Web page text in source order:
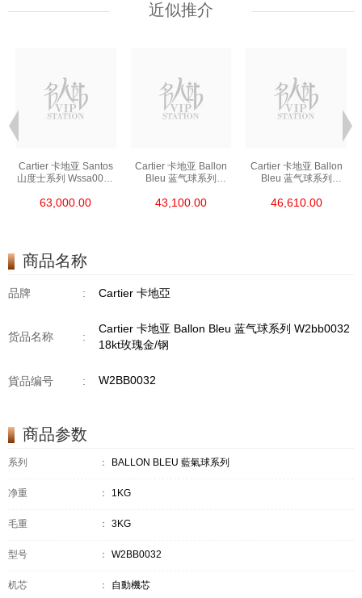
近似推介
Cartier 卡地亚 Santos
山度士系列 Wssa0018
63,000.00
Cartier 卡地亚 Ballon
Bleu 蓝气球系列
43,100.00
Cartier 卡地亚 Ballon
Bleu 蓝气球系列
46,610.00
商品名称
品牌 : Cartier 卡地亞
货品名称 :
Cartier 卡地亚 Ballon Bleu 蓝气球系列 W2bb0032
18kt玫瑰金/钢
貨品编号 : W2BB0032
商品参数
系列 ： BALLON BLEU 藍氣球系列
净重 ： 1KG
毛重 ： 3KG
型号 ： W2BB0032
机芯 ： 自動機芯